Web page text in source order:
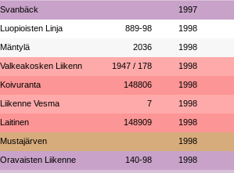
Svanbäck 1997
Luopioisten Linja 889-98 1998
Mäntylä 2036 1998
Valkeakosken Liikenn 1947 / 178 1998
Koivuranta 148806 1998
Liikenne Vesma 7 1998
Laitinen 148909 1998
Mustajärven 1998
Oravaisten Liikenne 140-98 1998